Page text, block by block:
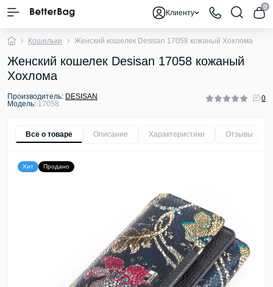
Клиенту
0
Кошельки Женский кошелек Desisan 17058 кожаный Хохлома
Женский кошелек Desisan 17058 кожаный
Хохлома
Производитель: DESISAN
Модель: 17058
0
Все о товаре Описание Характеристики Отзывы
Хит Продано